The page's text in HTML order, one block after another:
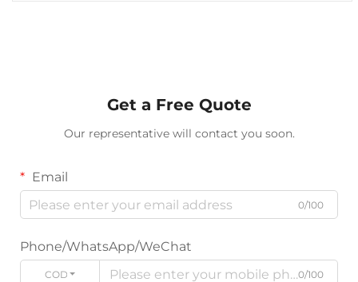
Get a Free Quote
Our representative will contact you soon.
Email
0/100
Phone/WhatsApp/WeChat
CODICE 0/100